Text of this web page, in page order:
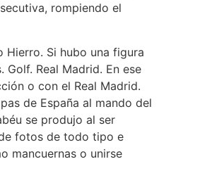
rompiendo el
Hierro. Si hubo una figura
Real Madrid. En ese
o con el Real Madrid.
de España al mando del
se produjo al ser
fotos de todo tipo e
mancuernas o unirse